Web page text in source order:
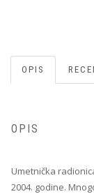
OPIS
OPIS
Umetnička
2004. godine.